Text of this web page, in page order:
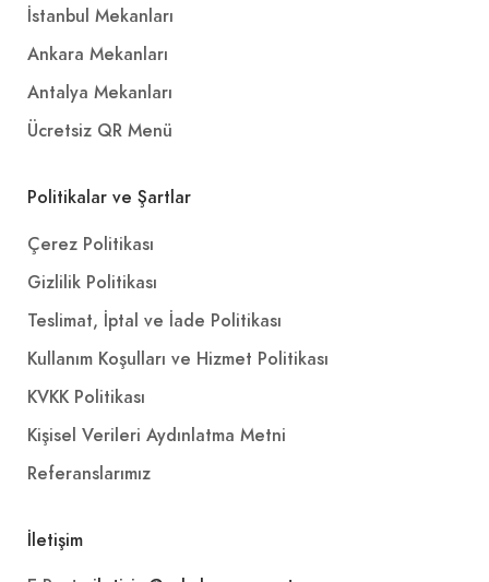
İstanbul Mekanları
Ankara Mekanları
Antalya Mekanları
Ücretsiz QR Menü
Politikalar ve Şartlar
Çerez Politikası
Gizlilik Politikası
Teslimat, İptal ve İade Politikası
Kullanım Koşulları ve Hizmet Politikası
KVKK Politikası
Kişisel Verileri Aydınlatma Metni
Referanslarımız
İletişim